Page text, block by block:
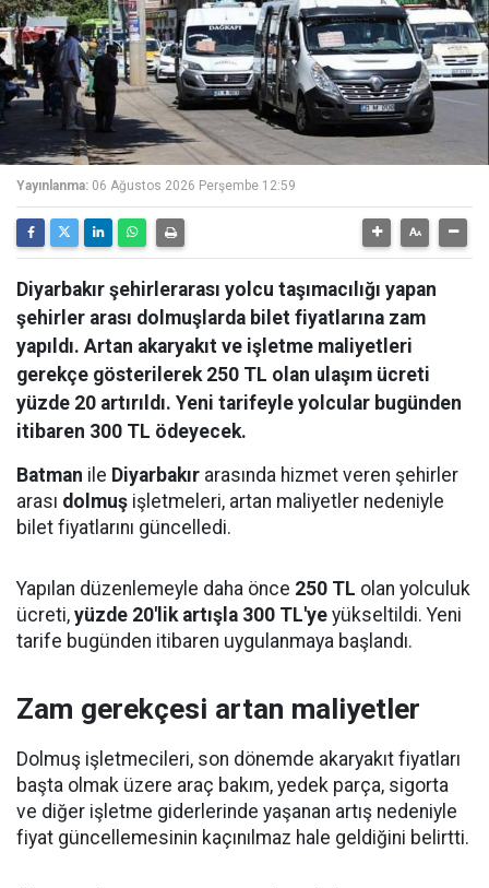
Yayınlanma: 06 Ağustos 2026 Perşembe 12:59
Diyarbakır şehirlerarası yolcu taşımacılığı yapan
şehirler arası dolmuşlarda bilet fiyatlarına zam
yapıldı. Artan akaryakıt ve işletme maliyetleri
gerekçe gösterilerek 250 TL olan ulaşım ücreti
yüzde 20 artırıldı. Yeni tarifeyle yolcular bugünden
itibaren 300 TL ödeyecek.
Batman ile Diyarbakır arasında hizmet veren şehirler
arası dolmuş işletmeleri, artan maliyetler nedeniyle
bilet fiyatlarını güncelledi.
Yapılan düzenlemeyle daha önce 250 TL olan yolculuk
ücreti, yüzde 20'lik artışla 300 TL'ye yükseltildi. Yeni
tarife bugünden itibaren uygulanmaya başlandı.
Zam gerekçesi artan maliyetler
Dolmuş işletmecileri, son dönemde akaryakıt fiyatları
başta olmak üzere araç bakım, yedek parça, sigorta
ve diğer işletme giderlerinde yaşanan artış nedeniyle
fiyat güncellemesinin kaçınılmaz hale geldiğini belirtti.